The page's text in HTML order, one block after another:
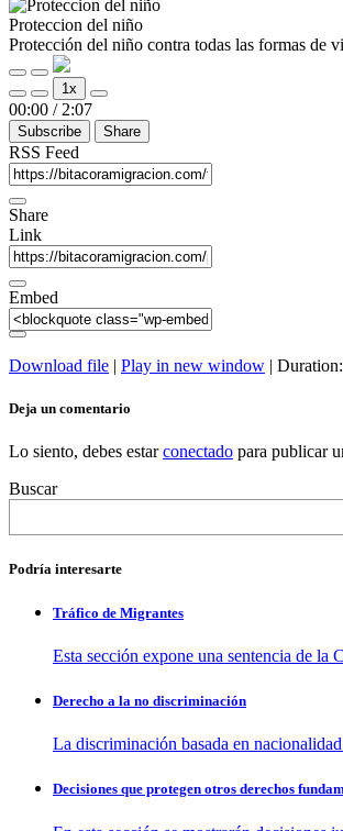
Proteccion del niño
Protección del niño contra todas las formas de
Play
Episode
Pause
Episode
Mute/Unmute
Episode
Rewind
10
Seconds
1x
Fast
Forward
30
00:00 / 2:07
Subscribe Share
RSS Feed
Share
Link
Embed
Download file | Play in new window |
Deja un comentario
Lo siento, debes estarconectado para publicar
Buscar
Podría interesarte
Tráfico de Migrantes
Esta sección expone una sentencia de la
Derecho a la no discriminación
La discriminación basada en
Decisiones que protegen otros derechos